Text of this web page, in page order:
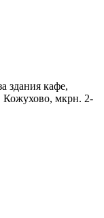
здания кафе,
Кожухово, мкрн. 2-